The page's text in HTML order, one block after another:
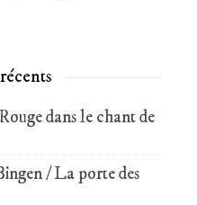
dans le chant de
/ La porte des